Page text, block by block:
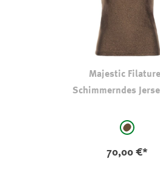
Majestic
Schimmerndes
auswählen
braun
70,00 €*